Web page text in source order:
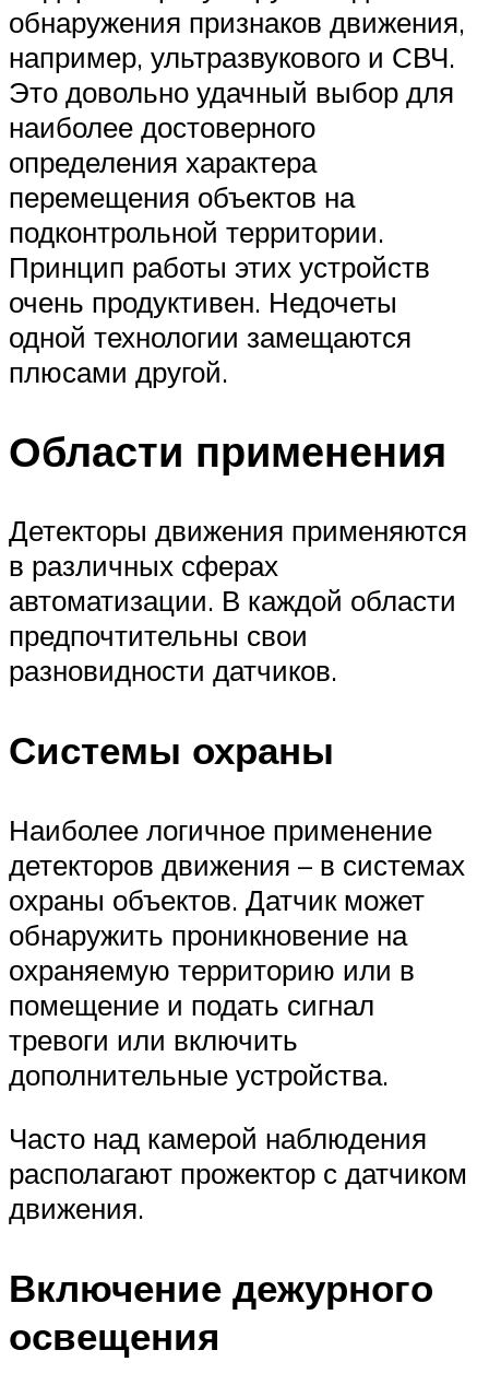
обнаружения признаков движения,
например, ультразвукового и СВЧ.
Это довольно удачный выбор для
наиболее достоверного
определения характера
перемещения объектов на
подконтрольной территории.
Принцип работы этих устройств
очень продуктивен. Недочеты
одной технологии замещаются
плюсами другой.
Области применения
Детекторы движения применяются
в различных сферах
автоматизации. В каждой области
предпочтительны свои
разновидности датчиков.
Системы охраны
Наиболее логичное применение
детекторов движения – в системах
охраны объектов. Датчик может
обнаружить проникновение на
охраняемую территорию или в
помещение и подать сигнал
тревоги или включить
дополнительные устройства.
Часто над камерой наблюдения
располагают прожектор с датчиком
движения.
Включение дежурного
освещения